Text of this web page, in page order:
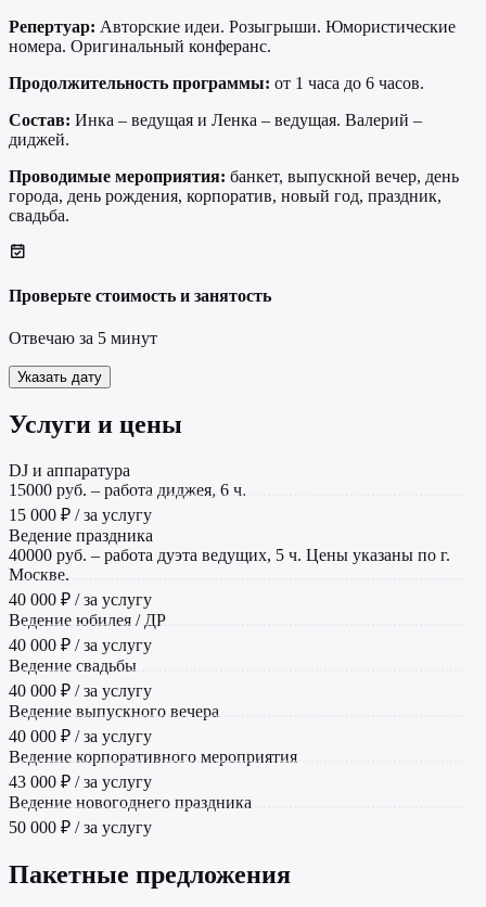
Репертуар: Авторские идеи. Розыгрыши. Юмористические
номера. Оригинальный конферанс.
Продолжительность программы: от 1 часа до 6 часов.
Состав: Инка – ведущая и Ленка – ведущая. Валерий –
диджей.
Проводимые мероприятия: банкет, выпускной вечер, день
города, день рождения, корпоратив, новый год, праздник,
свадьба.
Проверьте стоимость и занятость
Отвечаю за 5 минут
Указать дату
Услуги и цены
DJ и аппаратура
15000 руб. – работа диджея, 6 ч.
15 000 ₽ / за услугу
Ведение праздника
40000 руб. – работа дуэта ведущих, 5 ч. Цены указаны по г.
Москве.
40 000 ₽ / за услугу
Ведение юбилея / ДР
40 000 ₽ / за услугу
Ведение свадьбы
40 000 ₽ / за услугу
Ведение выпускного вечера
40 000 ₽ / за услугу
Ведение корпоративного мероприятия
43 000 ₽ / за услугу
Ведение новогоднего праздника
50 000 ₽ / за услугу
Пакетные предложения